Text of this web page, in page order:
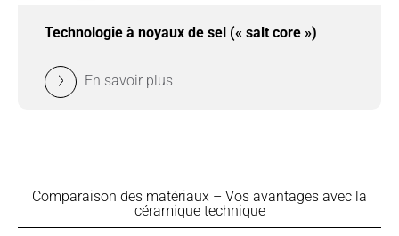
Technologie à noyaux de sel (« salt core »)
En savoir plus
Comparaison des matériaux – Vos avantages avec la
céramique technique